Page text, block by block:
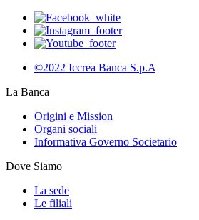
©2022 Iccrea Banca S.p.A
La Banca
Origini e Mission
Organi sociali
Informativa Governo Societario
Dove Siamo
La sede
Le filiali